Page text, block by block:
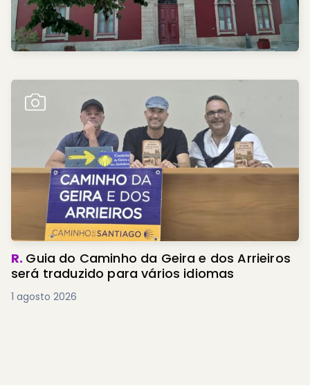
R. Guia do Caminho da Geira e dos Arrieiros
será traduzido para vários idiomas
1 agosto 2026